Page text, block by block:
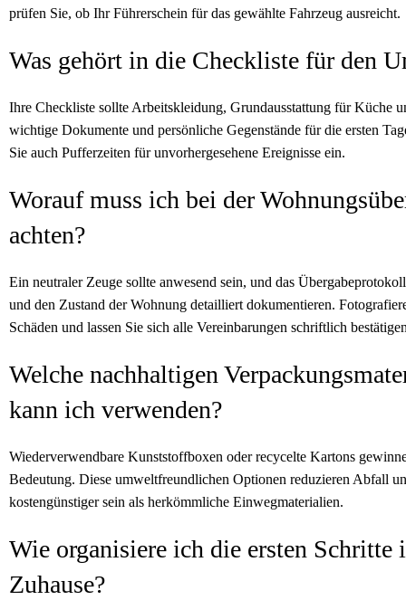
prüfen Sie, ob Ihr Führerschein für das gewählte Fahrzeug ausreicht.
Was gehört in die Checkliste für den
Ihre Checkliste sollte Arbeitskleidung, Grundausstattung für Küche
wichtige Dokumente und persönliche Gegenstände für die ersten
Sie auch Pufferzeiten für unvorhergesehene Ereignisse ein.
Worauf muss ich bei der
achten?
Ein neutraler Zeuge sollte anwesend sein, und das
und den Zustand der Wohnung detailliert dokumentieren.
Schäden und lassen Sie sich alle Vereinbarungen schriftlich
Welche nachhaltigen
kann ich verwenden?
Wiederverwendbare Kunststoffboxen oder recycelte Kartons
Bedeutung. Diese umweltfreundlichen Optionen reduzieren Abfall
kostengünstiger sein als herkömmliche Einwegmaterialien.
Wie organisiere ich die ersten Schritte
Zuhause?